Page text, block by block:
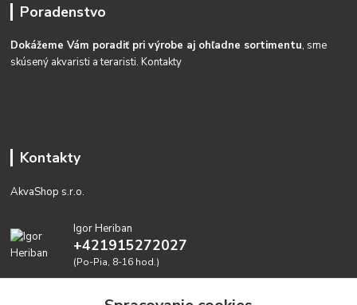
Poradenstvo
Dokážeme Vám poradiť pri výrobe aj ohľadne sortimentu, sme
skúsený akvaristi a teraristi.Kontakty
Kontakty
AkvaShop s.r.o.
Igor Heriban
+421915272027
(Po-Pia, 8-16 hod.)